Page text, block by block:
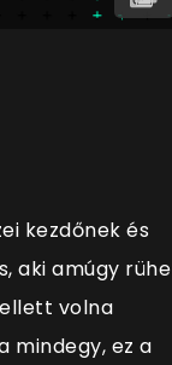
kezdőnek és
aki amúgy
volna
mindegy, ez a